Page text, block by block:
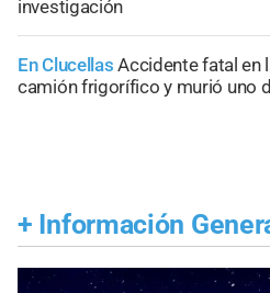
investigación
En Clucellas Accidente fatal en
camión frigorífico y murió uno
+ Información